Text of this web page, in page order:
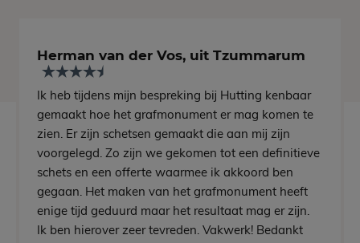
Herman van der Vos, uit Tzummarum
Ik heb tijdens mijn bespreking bij Hutting kenbaar
gemaakt hoe het grafmonument er mag komen te
zien. Er zijn schetsen gemaakt die aan mij zijn
voorgelegd. Zo zijn we gekomen tot een definitieve
schets en een offerte waarmee ik akkoord ben
gegaan. Het maken van het grafmonument heeft
enige tijd geduurd maar het resultaat mag er zijn.
Ik ben hierover zeer tevreden. Vakwerk! Bedankt